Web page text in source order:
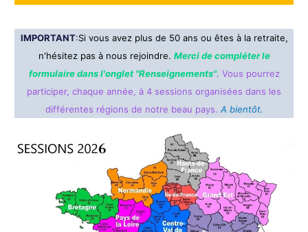
IMPORTANT:Si vous avez plus de 50 ans ou êtes à la retraite,
n'hésitez pas à nous rejoindre. Merci de compléter le
formulaire dans l'onglet "Renseignements". Vous pourrez
participer, chaque année, à 4 sessions organisées dans les
différentes régions de notre beau pays. A bientôt.